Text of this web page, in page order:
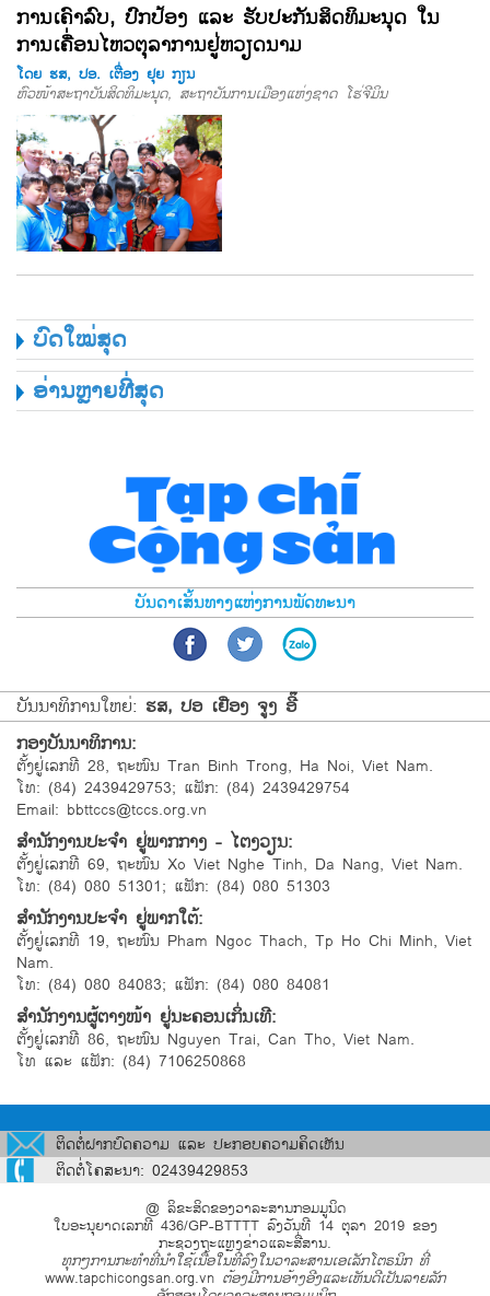
ການເຄົາລົບ, ປົກປ້ອງ ແລະ ຮັບປະກັນສິດທິມະນຸດ ໃນ
ການເຄື່ອນໄຫວຕຸລາການຢູ່ຫວຽດນາມ
ໂດຍ ຮສ, ປອ. ເຕື່ອງ ຢຸຍ ກຽນ
ຫົວໜ້າສະຖາບັນສິດທິມະນຸດ, ສະຖາບັນການເມືອງແຫ່ງຊາດ ໂຮ່ຈີມິນ
ບົດໃໝ່ສຸດ
ອ່ານຫຼາຍທີ່ສຸດ
ບັນດາເສັ້ນທາງແຫ່ງການພັດທະນາ
ບັນນາທິການໃຫຍ່: ຮສ, ປອ ເຢືອງ ຈູງ ອີ໊
ກອງບັນນາທິການ:
ຕັ້ງຢູ່ເລກທີ 28, ຖະໜົນ Tran Binh Trong, Ha Noi, Viet Nam.
ໂທ: (84) 2439429753; ແຟັກ: (84) 2439429754
Email: bbttccs@tccs.org.vn
ສຳນັກງານປະຈຳ ຢູ່ພາກກາງ - ໄຕງວຽນ:
ຕັ້ງຢູ່ເລກທີ 69, ຖະໜົນ Xo Viet Nghe Tinh, Da Nang, Viet Nam.
ໂທ: (84) 080 51301; ແຟັກ: (84) 080 51303
ສຳນັກງານປະຈຳ ຢູ່ພາກໃຕ້:
ຕັ້ງຢູ່ເລກທີ 19, ຖະໜົນ Pham Ngoc Thach, Tp Ho Chi Minh, Viet
Nam.
ໂທ: (84) 080 84083; ແຟັກ: (84) 080 84081
ສຳນັກງານຜູ້ຕາງໜ້າ ຢູ່ນະຄອນເກິ່ນເທີ:
ຕັ້ງຢູ່ເລກທີ 86, ຖະໜົນ Nguyen Trai, Can Tho, Viet Nam.
ໂທ ແລະ ແຟັກ: (84) 7106250868
ຕິດຕໍ່ຝາກບົດຄວາມ ແລະ ປະກອບຄວາມຄິດເຫັນ
ຕິດຕໍ່ໂຄສະນາ: 02439429853
@ ລິຂະສິດຂອງວາລະສານກອມມູນິດ
ໃບອະນຸຍາດເລກທີ 436/GP-BTTTT ລົງວັນທີ 14 ຕຸລາ 2019 ຂອງ
ກະຊວງຖະແຫຼງຂ່າວແລະສື່ສານ.
ທຸກໆການກະທຳທີ່ນຳໃຊ້ເນື້ອໃນທີ່ລົງໃນວາລະສານເອເລັກໂຕຣນິກ ທີ່
www.tapchicongsan.org.vn ຕ້ອງມີການອ້າງອີງແລະເຫັນດີເປັນລາຍລັກ